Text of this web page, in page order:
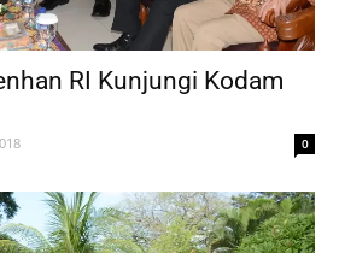
RI Kunjungi Kodam
0